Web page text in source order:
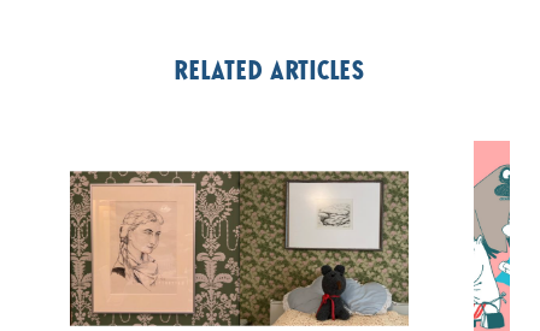
Related articles